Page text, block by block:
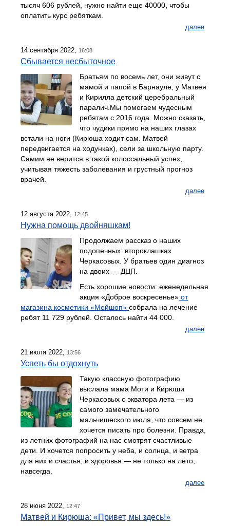
тысяч 606 рублей, нужно найти еще 40000, чтобы
оплатить курс ребяткам.
далее
14 сентября 2022, 16:08
Сбывается несбыточное
Братьям по восемь лет, они живут с
мамой и папой в Барнауле, у Матвея
и Кирилла детский церебральный
паралич.Мы помогаем чудесным
ребятам с 2016 года. Можно сказать,
что чудики прямо на наших глазах
встали на ноги (Кирюша ходит сам. Матвей
передвигается на ходунках), сели за школьную парту.
Самим не верится в такой колоссальный успех,
учитывая тяжесть заболевания и грустный прогноз
врачей.
далее
12 августа 2022, 12:45
Нужна помощь двойняшкам!
Продолжаем рассказ о наших
подопечных: второклашках
Черкасовых. У братьев один диагноз
на двоих — ДЦП.
Есть хорошие новости: еженедельная
акция «Доброе воскресенье» от
магазина косметики «Мейшоп» собрала на лечение
ребят 11 729 рублей. Осталось найти 44 000.
далее
21 июля 2022, 13:56
Успеть бы отдохнуть
Такую классную фотографию
выслала мама Моти и Кирюши
Черкасовых с экватора лета — из
самого замечательного
мальчишеского июля, что совсем не
хочется писать про болезни. Правда,
из летних фотографий на нас смотрят счастливые
дети. И хочется попросить у неба, и солнца, и ветра
для них и счастья, и здоровья — не только на лето,
навсегда.
далее
28 июня 2022, 12:47
Матвей и Кирюша: «Привет, мы здесь!»